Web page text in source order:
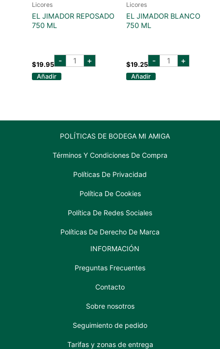
Licores
EL JIMADOR REPOSADO
750 ML
$19.95 - EL
JIMADOR
+
Añadir
Licores
EL JIMADOR BLANCO
750 ML
$19.25 - EL
JIMADOR
+
Añadir
POLÍTICAS DE BODEGA MI AMIGA
Términos Y Condiciones De Compra
Políticas De Privacidad
Política De Cookies
Política De Redes Sociales
Políticas De Derecho De Marca
INFORMACIÓN
Preguntas Frecuentes
Contacto
Sobre nosotros
Seguimiento de pedido
Tarifas y zonas de entrega